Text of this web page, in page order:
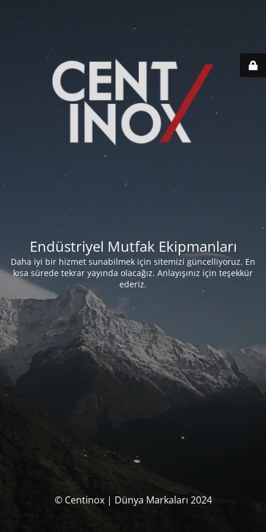
Endüstriyel Mutfak Ekipmanları
Daha iyi bir hizmet sunabilmek için sitemizi güncelliyoruz. En
kısa sürede tekrar yayında olacağız. Anlayışınız için teşekkür
ederiz.
© Centinox | Dünya Markaları 2024